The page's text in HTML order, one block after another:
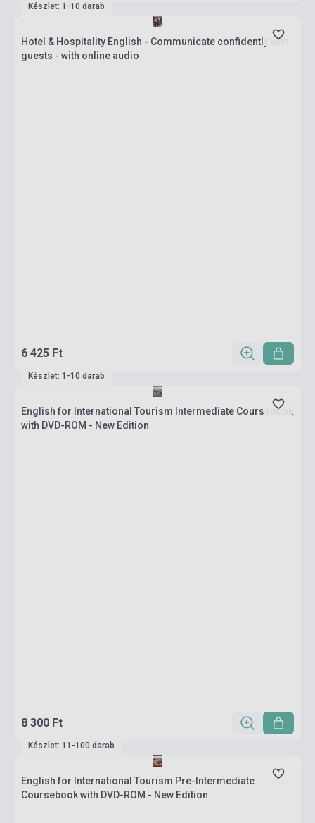
Készlet: 1-10 darab
Hotel & Hospitality English - Communicate confidently with
guests - with online audio
6 425 Ft
Készlet: 1-10 darab
English for International Tourism Intermediate Coursebook
with DVD-ROM - New Edition
8 300 Ft
Készlet: 11-100 darab
English for International Tourism Pre-Intermediate
Coursebook with DVD-ROM - New Edition